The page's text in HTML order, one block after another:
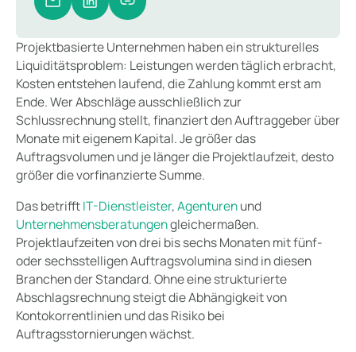
Projektbasierte Unternehmen haben ein strukturelles
Liquiditätsproblem: Leistungen werden täglich erbracht,
Kosten entstehen laufend, die Zahlung kommt erst am
Ende. Wer Abschläge ausschließlich zur
Schlussrechnung stellt, finanziert den Auftraggeber über
Monate mit eigenem Kapital. Je größer das
Auftragsvolumen und je länger die Projektlaufzeit, desto
größer die vorfinanzierte Summe.
Das betrifftIT-Dienstleister,Agenturenund
Unternehmensberatungengleichermaßen.
Projektlaufzeiten von drei bis sechs Monaten mit fünf-
oder sechsstelligen Auftragsvolumina sind in diesen
Branchen der Standard. Ohne eine strukturierte
Abschlagsrechnung steigt die Abhängigkeit von
Kontokorrentlinien und das Risiko bei
Auftragsstornierungen wächst.